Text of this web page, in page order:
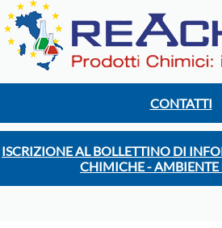
CONTATTI
ISCRIZIONE AL BOLLETTINO DI
CHIMICHE - AMBIENTE